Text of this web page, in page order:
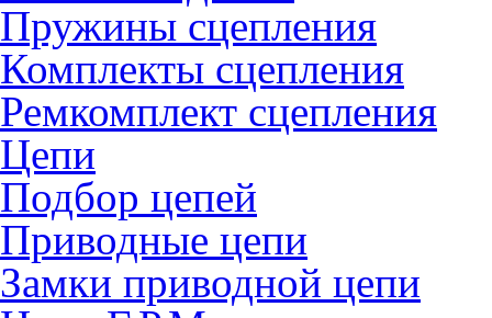
Пружины сцепления
Комплекты сцепления
Ремкомплект сцепления
Цепи
Подбор цепей
Приводные цепи
Замки приводной цепи